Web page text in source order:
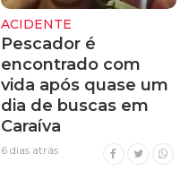
ACIDENTE
Pescador é
encontrado com
vida após quase um
dia de buscas em
Caraíva
6 dias atrás